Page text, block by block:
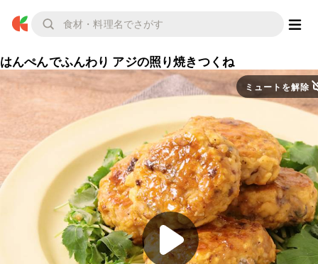
はんぺんでふんわり アジの照り焼きつくね
ミュートを解除